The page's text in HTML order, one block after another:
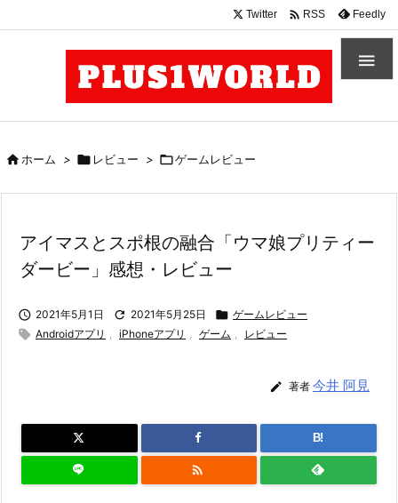

Twitter  RSS Feedly
ホーム >  レビュー > ゲームレビュー
アイマスとスポ根の融合「ウマ娘プリティー
ダービー」感想・レビュー
 2021年5月1日  2021年5月25日  ゲームレビュー
 Androidアプリ , iPhoneアプリ , ゲーム , レビュー
 著者 今井 阿見
B!
